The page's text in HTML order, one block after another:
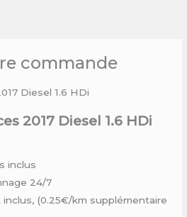
commande
2017 Diesel 1.6 HDi
inclus
24/7
(0.25€/km supplémentaire